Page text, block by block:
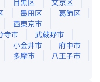
墨田区
葛飾区
西東京市
寺市
武蔵野市
小金井市
府中市
多摩市
八王子市